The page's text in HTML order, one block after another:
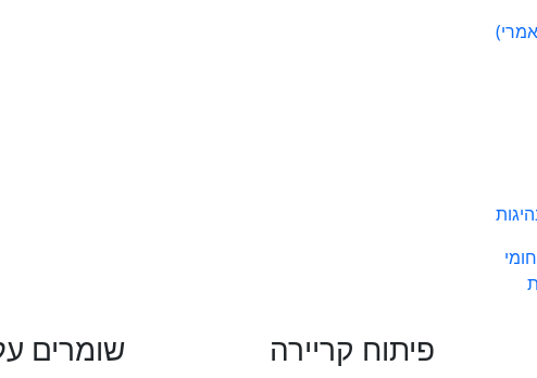
פיתוח קריירה שומרים